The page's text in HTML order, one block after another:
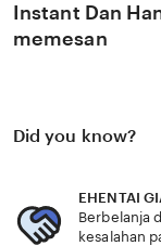
viral favorit Anda
Instant Dan
memesan
Did you know?
EHENTAI
Berbelanja
kesalahan